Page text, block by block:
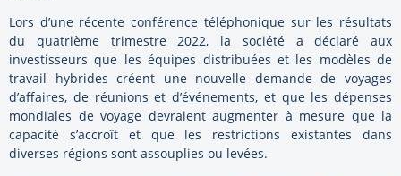
Lors d’une récente conférence téléphonique sur les résultats
du quatrième trimestre 2022, la société a déclaré aux
investisseurs que les équipes distribuées et les modèles de
travail hybrides créent une nouvelle demande de voyages
d’affaires, de réunions et d’événements, et que les dépenses
mondiales de voyage devraient augmenter à mesure que la
capacité s’accroît et que les restrictions existantes dans
diverses régions sont assouplies ou levées.